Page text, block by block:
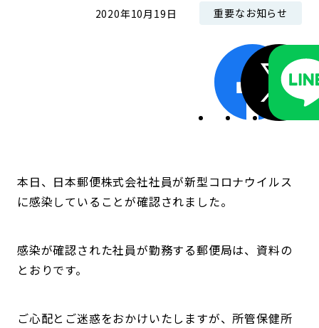
2020年10月19日 重要なお知らせ
本日、日本郵便株式会社社員が新型コロナウイルス
に感染していることが確認されました。
感染が確認された社員が勤務する郵便局は、資料の
とおりです。
ご心配とご迷惑をおかけいたしますが、所管保健所